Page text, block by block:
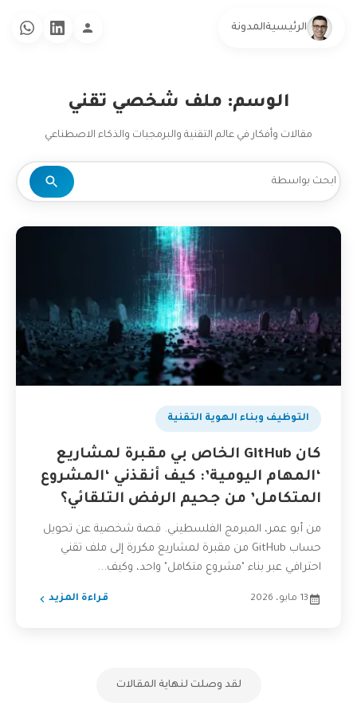
الرئيسيةالمدونة
الوسم: ملف شخصي تقني
مقالات وأفكار في عالم التقنية والبرمجيات والذكاء الاصطناعي
التوظيف وبناء الهوية التقنية
كان GitHub الخاص بي مقبرة لمشاريع
‘المهام اليومية’: كيف أنقذني ‘المشروع
المتكامل’ من جحيم الرفض التلقائي؟
من أبو عمر، المبرمج الفلسطيني. قصة شخصية عن تحويل
حساب GitHub من مقبرة لمشاريع مكررة إلى ملف تقني
احترافي عبر بناء "مشروع متكامل" واحد، وكيف...
13 مايو، 2026 قراءة المزيد
لقد وصلت لنهاية المقالات